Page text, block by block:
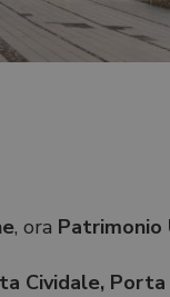
, ora Patrimonio
Cividale,